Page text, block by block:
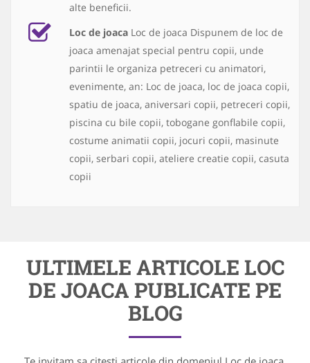
alte beneficii.
Loc de joacaLoc de joaca Dispunem de loc de
joaca amenajat special pentru copii, unde
parintii le organiza petreceri cu animatori,
evenimente, an: Loc de joaca, loc de joaca copii,
spatiu de joaca, aniversari copii, petreceri copii,
piscina cu bile copii, tobogane gonflabile copii,
costume animatii copii, jocuri copii, masinute
copii, serbari copii, ateliere creatie copii, casuta
copii
ULTIMELE ARTICOLE LOC
DE JOACA PUBLICATE PE
BLOG